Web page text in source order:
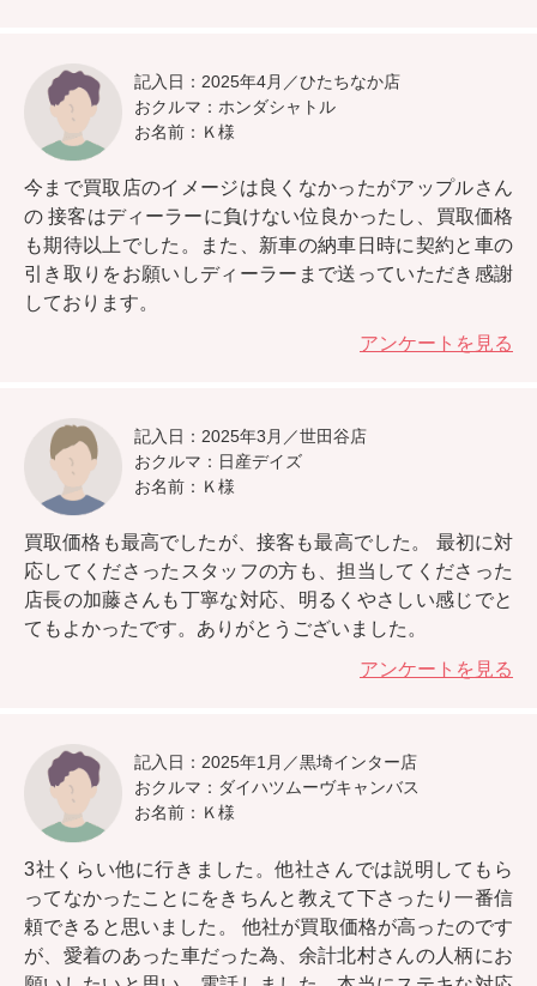
記入日：2025年4月／ひたちなか店
おクルマ：ホンダシャトル
お名前：Ｋ様
今まで買取店のイメージは良くなかったがアップルさん
の接客はディーラーに負けない位良かったし、買取価格
も期待以上 でした。また、新車の納車日時に契約と車の
引き取りをお願いしディーラーまで送っていただき感謝
しております。
アンケートを見る
記入日：2025年3月／世田谷店
おクルマ：日産デイズ
お名前：Ｋ様
買取価格も最高でしたが、接客も最高でした。 最初に対
応してくださったスタッフの方も、担当してくださった
店長の加藤さんも丁寧な対応、明るくやさしい感じでと
てもよかったです。ありがとうございました。
アンケートを見る
記入日：2025年1月／黒埼インター店
おクルマ：ダイハツムーヴキャンバス
お名前：Ｋ様
3社くらい他に行きました。他社さんでは説明してもら
ってなかったことにをきちんと教えて下さったり一番信
頼できると思いました。 他社が買取価格が高ったのです
が、愛着のあった車だった為、余計北村さんの人柄にお